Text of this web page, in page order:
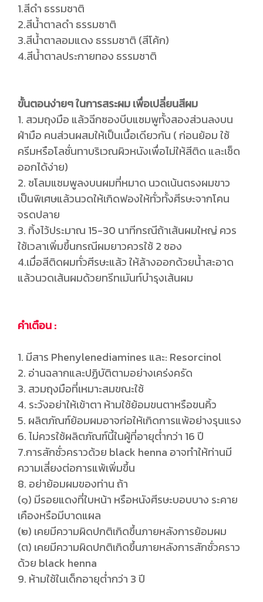
1.สีดำ ธรรมชาติ
2.สีน้ำตาลดำ ธรรมชาติ
3.สีน้ำตาลอมแดง ธรรมชาติ (สีโค้ก)
4.สีน้ำตาลประกายทอง ธรรมชาติ
ขั้นตอนง่ายๆ ในการสระผม เพื่อเปลี่ยนสีผม
1. สวมถุงมือ แล้วฉีกซองบีบแซมพูทั้งสองส่วนลงบน
ฝ่ามือ คนส่วนผสมให้เป็นเนื้อเดียวกัน ( ก่อนย้อม ใช้
ครีมหรือโลชั่นทาบริเวณผิวหนังเพื่อไม่ให้สีติด และเช็ด
ออกได้ง่าย)
2. ชโลมแชมพูลงบนผมที่หมาด นวดเน้นตรงผมขาว
เป็นพิเศษแล้วนวดให้เกิดฟองให้ทั่วทั้งศีรษะจากโคน
จรดปลาย
3. ทิ้งไว้ประมาณ 15-30 นาทีกรณีถ้าเส้นผมใหญ่ ควร
ใช้เวลาเพิ่มขึ้นกรณีผมยาวควรใช้ 2 ซอง
4.เมื่อสีติดผมทั่วศีรษะแล้ว ให้ล้างออกด้วยน้ำสะอาด
แล้วนวดเส้นผมด้วยทรีทเมันท์บำรุงเส้นผม
คำเตือน :
1. มีสาร Phenylenediamines และ: Resorcinol
2. อ่านฉลากและปฏิบัติตามอย่างเคร่งครัด
3. สวมถุงมือที่เหมาะสมขณะใช้
4. ระวังอย่าให้เข้าตา ห้ามใช้ย้อมขนตาหรือขนคิ้ว
5. ผลิตภัณฑ์ย้อมผมอาจก่อให้เกิดการแพ้อย่างรุนแรง
6. ไม่ควรใช้ผลิตภัณฑ์นี้ในผู้ที่อายุต่ำกว่า 16 ปี
7.การสักชั่วคราวด้วย black henna อาจทำให้ท่านมี
ความเสี่ยงต่อการแพ้เพิ่มขึ้น
8. อย่าย้อมผมของท่าน ถ้า
(๑) มีรอยแดงที่ใบหน้า หรือหนังศีรษะบอบบาง ระคาย
เคืองหรือมีบาดแผล
(๒) เคยมีความผิดปกติเกิดขึ้นภายหลังการย้อมผม
(ต) เคยมีความผิดปกติเกิดขึ้นภายหลังการสักชั่วคราว
ด้วย black henna
9. ห้ามใช้ในเด็กอายุต่ำกว่า 3 ปี